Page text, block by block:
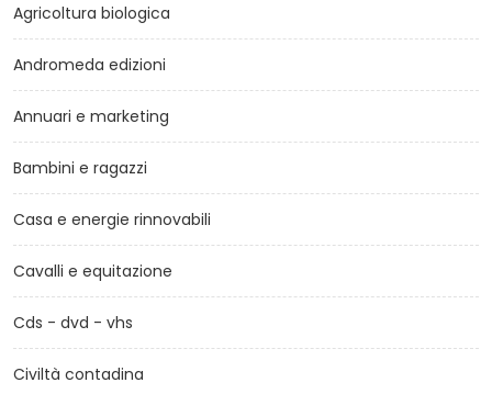
Agricoltura biologica
Andromeda edizioni
Annuari e marketing
Bambini e ragazzi
Casa e energie rinnovabili
Cavalli e equitazione
Cds - dvd - vhs
Civiltà contadina